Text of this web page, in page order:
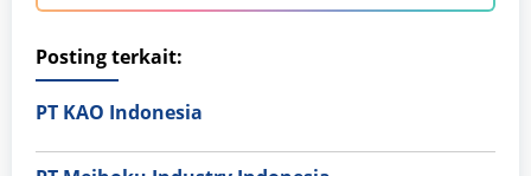
Posting terkait:
PT KAO Indonesia